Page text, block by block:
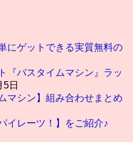
にゲットできる実質無料の
『バスタイムマシン』ラッ
5日
マシン】組み合わせまとめ
イレーツ！】をご紹介♪